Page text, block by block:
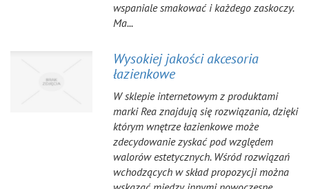
wspaniale smakować i każdego zaskoczy.
Ma...
Wysokiej jakości akcesoria
łazienkowe
W sklepie internetowym z produktami
marki Rea znajdują się rozwiązania, dzięki
którym wnętrze łazienkowe może
zdecydowanie zyskać pod względem
walorów estetycznych. Wśród rozwiązań
wchodzących w skład propozycji można